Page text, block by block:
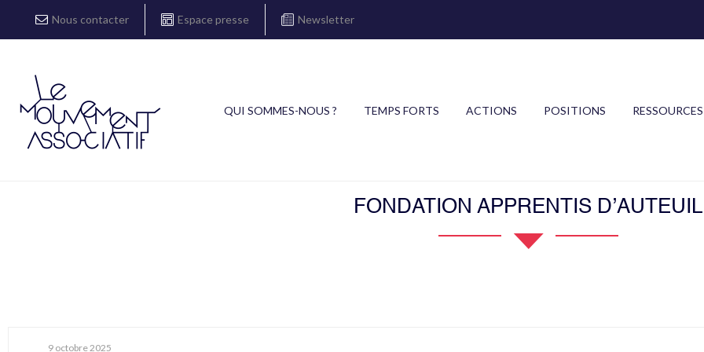
Nous contacter Espace presse Newsletter
QUI SOMMES-NOUS ? TEMPS FORTS ACTIONS POSITIONS RESSOURCES
FONDATION APPRENTIS D’AUTEUIL
9 octobre 2025